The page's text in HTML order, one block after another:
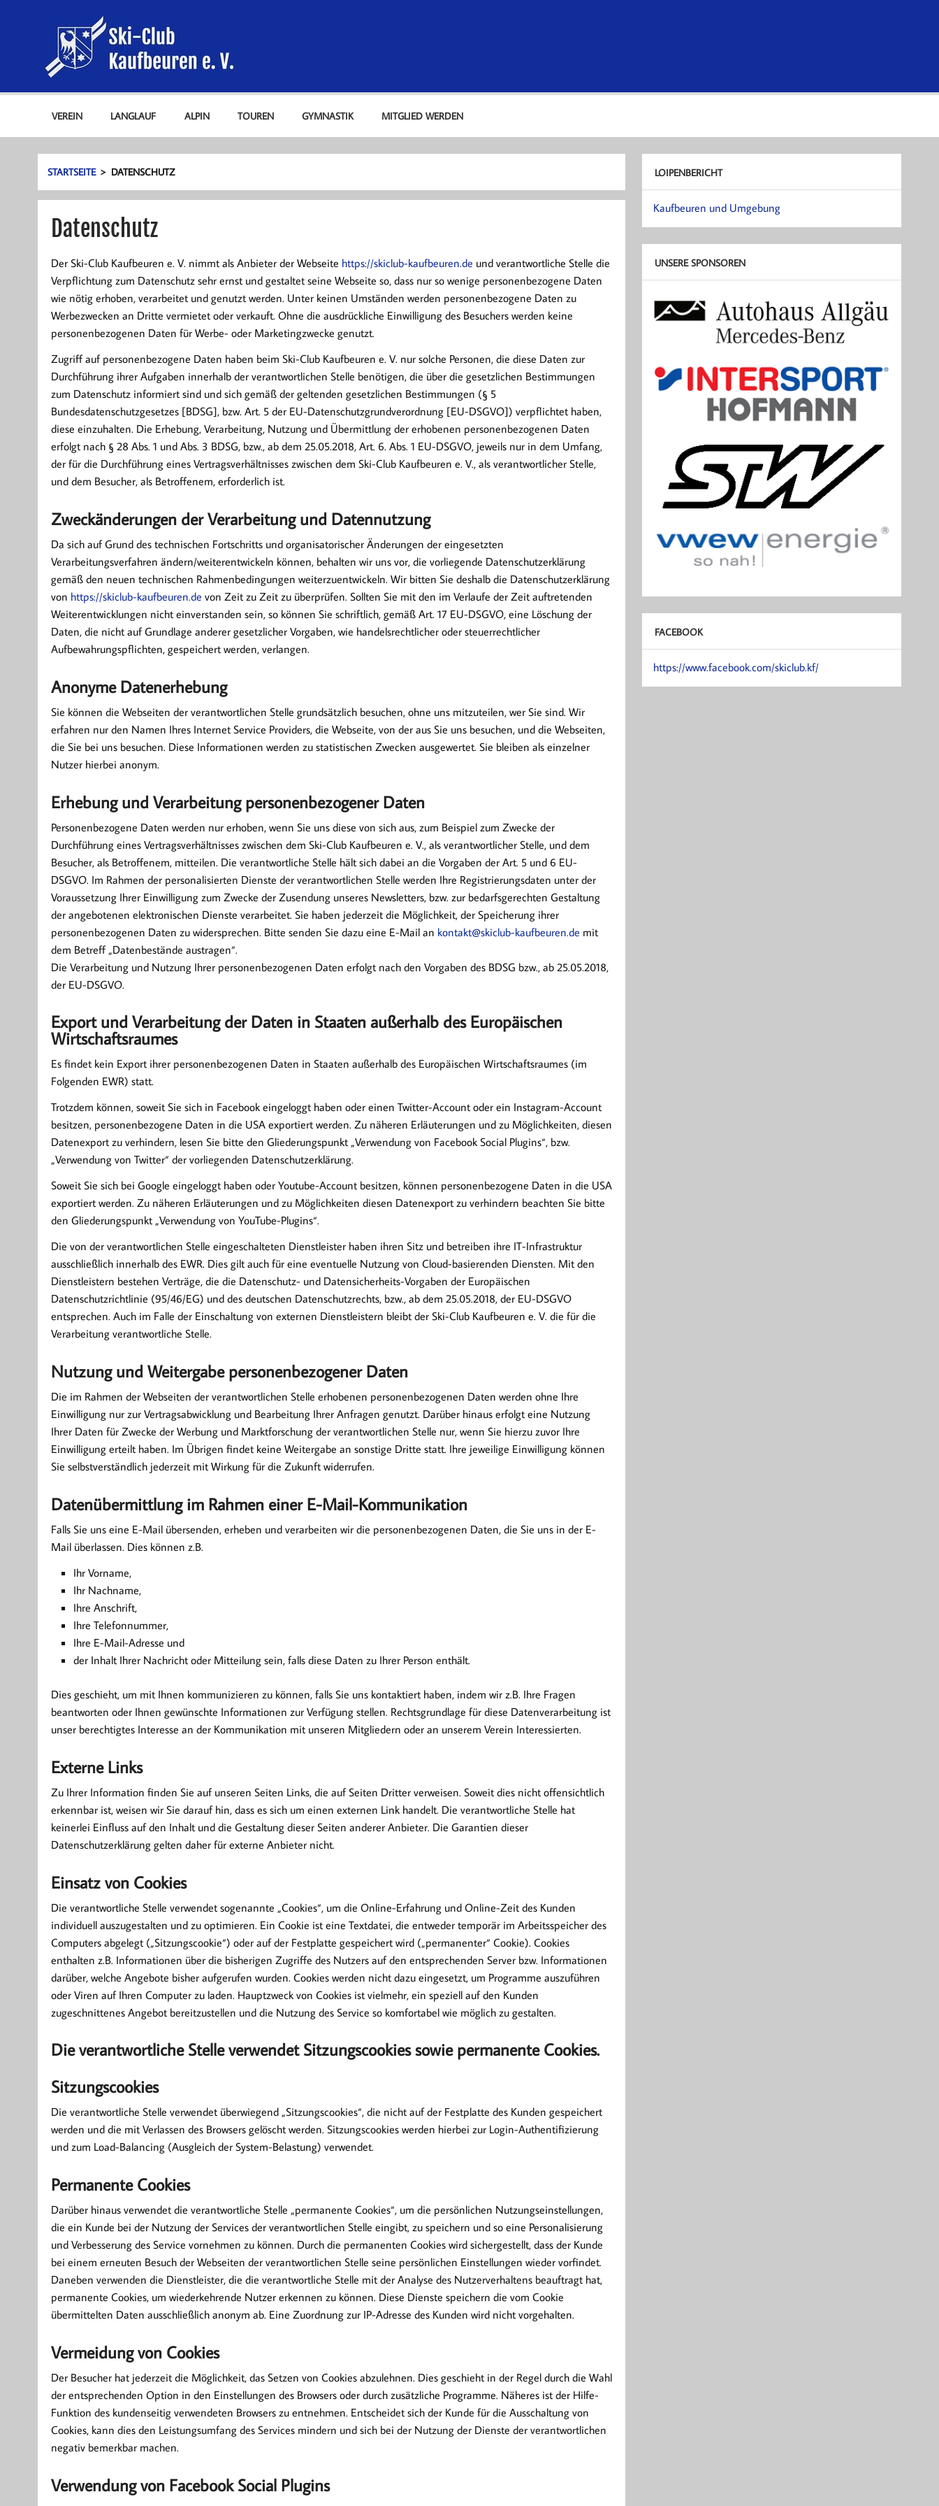
Ski-Club Kaufbeuren e. V.
VEREIN LANGLAUF ALPIN TOUREN GYMNASTIK MITGLIED WERDEN
STARTSEITE DATENSCHUTZ
Datenschutz
Der Ski-Club Kaufbeuren e. V. nimmt als Anbieter der Webseite https://skiclub-kaufbeuren.de und verantwortliche Stelle die
Verpflichtung zum Datenschutz sehr ernst und gestaltet seine Webseite so, dass nur so wenige personenbezogene Daten
wie nötig erhoben, verarbeitet und genutzt werden. Unter keinen Umständen werden personenbezogene Daten zu
Werbezwecken an Dritte vermietet oder verkauft. Ohne die ausdrückliche Einwilligung des Besuchers werden keine
personenbezogenen Daten für Werbe- oder Marketingzwecke genutzt.
Zugriff auf personenbezogene Daten haben beim Ski-Club Kaufbeuren e. V. nur solche Personen, die diese Daten zur
Durchführung ihrer Aufgaben innerhalb der verantwortlichen Stelle benötigen, die über die gesetzlichen Bestimmungen
zum Datenschutz informiert sind und sich gemäß der geltenden gesetzlichen Bestimmungen (§ 5
Bundesdatenschutzgesetzes [BDSG], bzw. Art. 5 der EU-Datenschutzgrundverordnung [EU-DSGVO]) verpflichtet haben,
diese einzuhalten. Die Erhebung, Verarbeitung, Nutzung und Übermittlung der erhobenen personenbezogenen Daten
erfolgt nach § 28 Abs. 1 und Abs. 3 BDSG, bzw., ab dem 25.05.2018, Art. 6. Abs. 1 EU-DSGVO, jeweils nur in dem Umfang,
der für die Durchführung eines Vertragsverhältnisses zwischen dem Ski-Club Kaufbeuren e. V., als verantwortlicher Stelle,
und dem Besucher, als Betroffenem, erforderlich ist.
Zweckänderungen der Verarbeitung und Datennutzung
Da sich auf Grund des technischen Fortschritts und organisatorischer Änderungen der eingesetzten
Verarbeitungsverfahren ändern/weiterentwickeln können, behalten wir uns vor, die vorliegende Datenschutzerklärung
gemäß den neuen technischen Rahmenbedingungen weiterzuentwickeln. Wir bitten Sie deshalb die Datenschutzerklärung
von https://skiclub-kaufbeuren.de von Zeit zu Zeit zu überprüfen. Sollten Sie mit den im Verlaufe der Zeit auftretenden
Weiterentwicklungen nicht einverstanden sein, so können Sie schriftlich, gemäß Art. 17 EU-DSGVO, eine Löschung der
Daten, die nicht auf Grundlage anderer gesetzlicher Vorgaben, wie handelsrechtlicher oder steuerrechtlicher
Aufbewahrungspflichten, gespeichert werden, verlangen.
Anonyme Datenerhebung
Sie können die Webseiten der verantwortlichen Stelle grundsätzlich besuchen, ohne uns mitzuteilen, wer Sie sind. Wir
erfahren nur den Namen Ihres Internet Service Providers, die Webseite, von der aus Sie uns besuchen, und die Webseiten,
die Sie bei uns besuchen. Diese Informationen werden zu statistischen Zwecken ausgewertet. Sie bleiben als einzelner
Nutzer hierbei anonym.
Erhebung und Verarbeitung personenbezogener Daten
Personenbezogene Daten werden nur erhoben, wenn Sie uns diese von sich aus, zum Beispiel zum Zwecke der
Durchführung eines Vertragsverhältnisses zwischen dem Ski-Club Kaufbeuren e. V., als verantwortlicher Stelle, und dem
Besucher, als Betroffenem, mitteilen. Die verantwortliche Stelle hält sich dabei an die Vorgaben der Art. 5 und 6 EU-
DSGVO. Im Rahmen der personalisierten Dienste der verantwortlichen Stelle werden Ihre Registrierungsdaten unter der
Voraussetzung Ihrer Einwilligung zum Zwecke der Zusendung unseres Newsletters, bzw. zur bedarfsgerechten Gestaltung
der angebotenen elektronischen Dienste verarbeitet. Sie haben jederzeit die Möglichkeit, der Speicherung ihrer
personenbezogenen Daten zu widersprechen. Bitte senden Sie dazu eine E-Mail an kontakt@skiclub-kaufbeuren.de mit
dem Betreff „Datenbestände austragen“.
Die Verarbeitung und Nutzung Ihrer personenbezogenen Daten erfolgt nach den Vorgaben des BDSG bzw., ab 25.05.2018,
der EU-DSGVO.
Export und Verarbeitung der Daten in Staaten außerhalb des Europäischen
Wirtschaftsraumes
Es findet kein Export ihrer personenbezogenen Daten in Staaten außerhalb des Europäischen Wirtschaftsraumes (im
Folgenden EWR) statt.
Trotzdem können, soweit Sie sich in Facebook eingeloggt haben oder einen Twitter-Account oder ein Instagram-Account
besitzen, personenbezogene Daten in die USA exportiert werden. Zu näheren Erläuterungen und zu Möglichkeiten, diesen
Datenexport zu verhindern, lesen Sie bitte den Gliederungspunkt „Verwendung von Facebook Social Plugins“, bzw.
„Verwendung von Twitter“ der vorliegenden Datenschutzerklärung.
Soweit Sie sich bei Google eingeloggt haben oder Youtube-Account besitzen, können personenbezogene Daten in die USA
exportiert werden. Zu näheren Erläuterungen und zu Möglichkeiten diesen Datenexport zu verhindern beachten Sie bitte
den Gliederungspunkt „Verwendung von YouTube-Plugins“.
Die von der verantwortlichen Stelle eingeschalteten Dienstleister haben ihren Sitz und betreiben ihre IT-Infrastruktur
ausschließlich innerhalb des EWR. Dies gilt auch für eine eventuelle Nutzung von Cloud-basierenden Diensten. Mit den
Dienstleistern bestehen Verträge, die die Datenschutz- und Datensicherheits-Vorgaben der Europäischen
Datenschutzrichtlinie (95/46/EG) und des deutschen Datenschutzrechts, bzw., ab dem 25.05.2018, der EU-DSGVO
entsprechen. Auch im Falle der Einschaltung von externen Dienstleistern bleibt der Ski-Club Kaufbeuren e. V. die für die
Verarbeitung verantwortliche Stelle.
Nutzung und Weitergabe personenbezogener Daten
Die im Rahmen der Webseiten der verantwortlichen Stelle erhobenen personenbezogenen Daten werden ohne Ihre
Einwilligung nur zur Vertragsabwicklung und Bearbeitung Ihrer Anfragen genutzt. Darüber hinaus erfolgt eine Nutzung
Ihrer Daten für Zwecke der Werbung und Marktforschung der verantwortlichen Stelle nur, wenn Sie hierzu zuvor Ihre
Einwilligung erteilt haben. Im Übrigen findet keine Weitergabe an sonstige Dritte statt. Ihre jeweilige Einwilligung können
Sie selbstverständlich jederzeit mit Wirkung für die Zukunft widerrufen.
Datenübermittlung im Rahmen einer E-Mail-Kommunikation
Falls Sie uns eine E-Mail übersenden, erheben und verarbeiten wir die personenbezogenen Daten, die Sie uns in der E-
Mail überlassen. Dies können z.B.
Ihr Vorname,
Ihr Nachname,
Ihre Anschrift,
Ihre Telefonnummer,
Ihre E-Mail-Adresse und
der Inhalt Ihrer Nachricht oder Mitteilung sein, falls diese Daten zu Ihrer Person enthält.
Dies geschieht, um mit Ihnen kommunizieren zu können, falls Sie uns kontaktiert haben, indem wir z.B. Ihre Fragen
beantworten oder Ihnen gewünschte Informationen zur Verfügung stellen. Rechtsgrundlage für diese Datenverarbeitung ist
unser berechtigtes Interesse an der Kommunikation mit unseren Mitgliedern oder an unserem Verein Interessierten.
Externe Links
Zu Ihrer Information finden Sie auf unseren Seiten Links, die auf Seiten Dritter verweisen. Soweit dies nicht offensichtlich
erkennbar ist, weisen wir Sie darauf hin, dass es sich um einen externen Link handelt. Die verantwortliche Stelle hat
keinerlei Einfluss auf den Inhalt und die Gestaltung dieser Seiten anderer Anbieter. Die Garantien dieser
Datenschutzerklärung gelten daher für externe Anbieter nicht.
Einsatz von Cookies
Die verantwortliche Stelle verwendet sogenannte „Cookies“, um die Online-Erfahrung und Online-Zeit des Kunden
individuell auszugestalten und zu optimieren. Ein Cookie ist eine Textdatei, die entweder temporär im Arbeitsspeicher des
Computers abgelegt („Sitzungscookie“) oder auf der Festplatte gespeichert wird („permanenter“ Cookie). Cookies
enthalten z.B. Informationen über die bisherigen Zugriffe des Nutzers auf den entsprechenden Server bzw. Informationen
darüber, welche Angebote bisher aufgerufen wurden. Cookies werden nicht dazu eingesetzt, um Programme auszuführen
oder Viren auf Ihren Computer zu laden. Hauptzweck von Cookies ist vielmehr, ein speziell auf den Kunden
zugeschnittenes Angebot bereitzustellen und die Nutzung des Service so komfortabel wie möglich zu gestalten.
Die verantwortliche Stelle verwendet Sitzungscookies sowie permanente Cookies.
Sitzungscookies
Die verantwortliche Stelle verwendet überwiegend „Sitzungscookies“, die nicht auf der Festplatte des Kunden gespeichert
werden und die mit Verlassen des Browsers gelöscht werden. Sitzungscookies werden hierbei zur Login-Authentifizierung
und zum Load-Balancing (Ausgleich der System-Belastung) verwendet.
Permanente Cookies
Darüber hinaus verwendet die verantwortliche Stelle „permanente Cookies“, um die persönlichen Nutzungseinstellungen,
die ein Kunde bei der Nutzung der Services der verantwortlichen Stelle eingibt, zu speichern und so eine Personalisierung
und Verbesserung des Service vornehmen zu können. Durch die permanenten Cookies wird sichergestellt, dass der Kunde
bei einem erneuten Besuch der Webseiten der verantwortlichen Stelle seine persönlichen Einstellungen wieder vorfindet.
Daneben verwenden die Dienstleister, die die verantwortliche Stelle mit der Analyse des Nutzerverhaltens beauftragt hat,
permanente Cookies, um wiederkehrende Nutzer erkennen zu können. Diese Dienste speichern die vom Cookie
übermittelten Daten ausschließlich anonym ab. Eine Zuordnung zur IP-Adresse des Kunden wird nicht vorgehalten.
Vermeidung von Cookies
Der Besucher hat jederzeit die Möglichkeit, das Setzen von Cookies abzulehnen. Dies geschieht in der Regel durch die Wahl
der entsprechenden Option in den Einstellungen des Browsers oder durch zusätzliche Programme. Näheres ist der Hilfe-
Funktion des kundenseitig verwendeten Browsers zu entnehmen. Entscheidet sich der Kunde für die Ausschaltung von
Cookies, kann dies den Leistungsumfang des Services mindern und sich bei der Nutzung der Dienste der verantwortlichen
negativ bemerkbar machen.
Verwendung von Facebook Social Plugins
LOIPENBERICHT
Kaufbeuren und Umgebung
UNSERE SPONSOREN
FACEBOOK
https://www.facebook.com/skiclub.kf/